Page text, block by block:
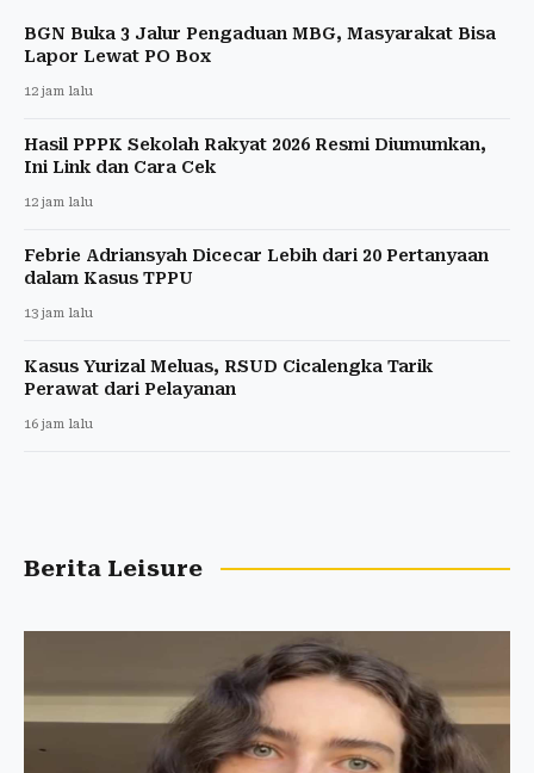
BGN Buka 3 Jalur Pengaduan MBG, Masyarakat Bisa
Lapor Lewat PO Box
12 jam lalu
Hasil PPPK Sekolah Rakyat 2026 Resmi Diumumkan,
Ini Link dan Cara Cek
12 jam lalu
Febrie Adriansyah Dicecar Lebih dari 20 Pertanyaan
dalam Kasus TPPU
13 jam lalu
Kasus Yurizal Meluas, RSUD Cicalengka Tarik
Perawat dari Pelayanan
16 jam lalu
Berita Leisure